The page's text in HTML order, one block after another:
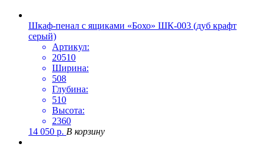
Шкаф-пенал с ящиками «Бохо» ШК-003 (дуб крафт
серый)
Артикул:
20510
Ширина:
508
Глубина:
510
Высота:
2360
14 050 р. В корзину